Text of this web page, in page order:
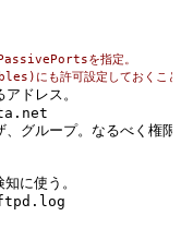
を指定。
も許可設定しておくこと
ドレス。
グループ。なるべく権限
に使う。